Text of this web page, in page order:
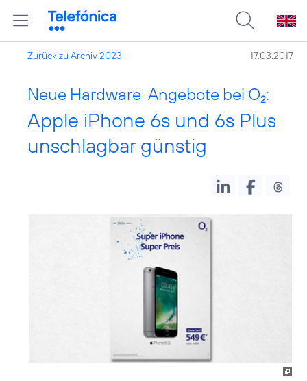
Zurück zu Archiv 2023 17.03.2017
Neue Hardware-Angebote bei O2:
Apple iPhone 6s und 6s Plus
unschlagbar günstig